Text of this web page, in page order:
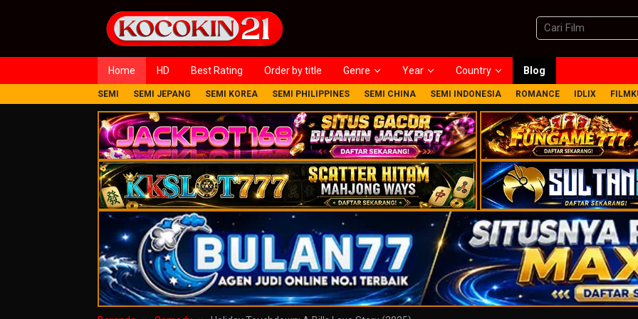
Home HD Best Rating Order by title Genre Year Country Blog
SEMI SEMI JEPANG SEMI KOREA SEMI PHILIPPINES SEMI CHINA SEMI INDONESIA ROMANCE IDLIX